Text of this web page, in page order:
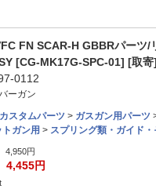
FN SCAR-H GBBRパーツ/
[CG-MK17G-SPC-01] [取寄]
0112
ーガン
カスタムパーツ > ガスガン用パーツ
ガン用 > スプリング類・ガイド・
4,950円
4,455円